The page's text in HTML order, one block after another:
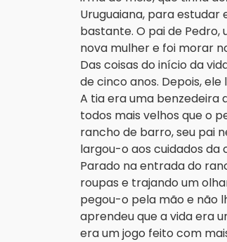
Uruguaiana, para
bastante. O pai de
nova mulher e foi morar
Das coisas do início da
de cinco anos. Depois,
A tia era uma benzedeira
todos mais velhos que o
rancho de barro, seu pai
largou-o aos cuidados da
Parado na entrada do
roupas e trajando um
pegou-o pela mão e não
aprendeu que a vida era
era um jogo feito com